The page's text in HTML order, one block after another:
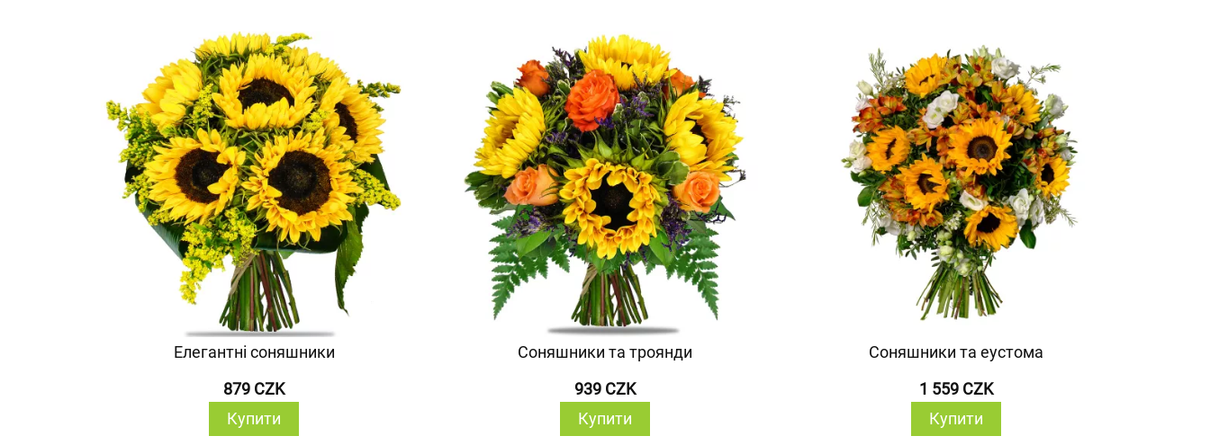
Елегантні соняшники
879 CZK
Купити
Соняшники та троянди
939 CZK
Купити
Соняшники та еустома
1 559 CZK
Купити